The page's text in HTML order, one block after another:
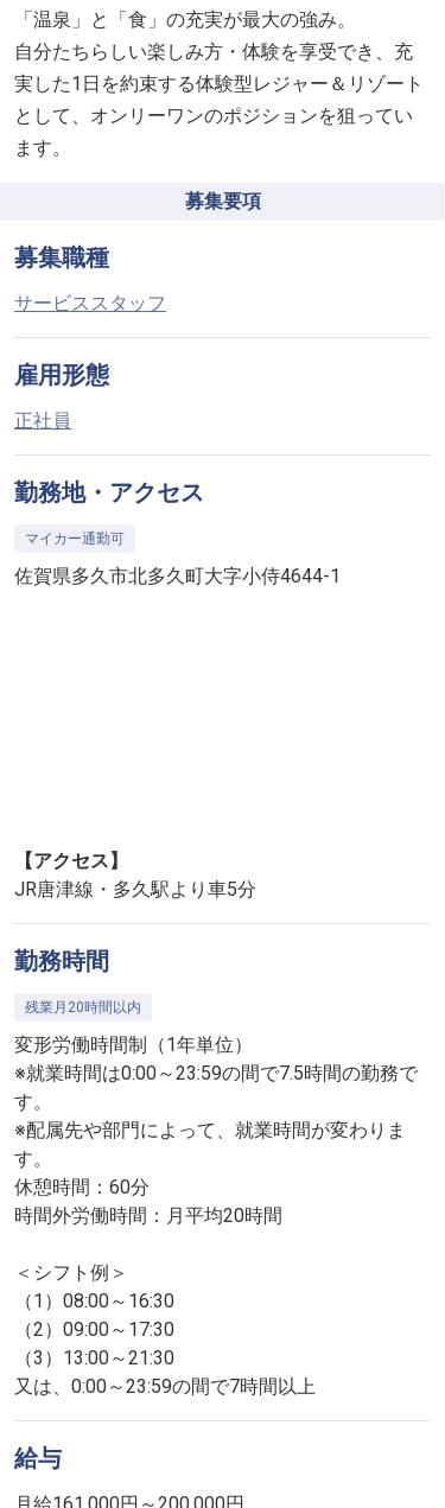
「温泉」と「食」の充実が最大の強み。
自分たちらしい楽しみ方・体験を享受でき、充
実した1日を約束する体験型レジャー＆リゾート
として、オンリーワンのポジションを狙ってい
ます。
募集要項
募集職種
サービススタッフ
雇用形態
正社員
勤務地・アクセス
マイカー通勤可
佐賀県多久市北多久町大字小侍4644-1
【アクセス】
JR唐津線・多久駅より車5分
勤務時間
残業月20時間以内
変形労働時間制（1年単位）
※就業時間は0:00～23:59の間で7.5時間の勤務で
す。
※配属先や部門によって、就業時間が変わりま
す。
休憩時間：60分
時間外労働時間：月平均20時間
＜シフト例＞
（1）08:00～16:30
（2）09:00～17:30
（3）13:00～21:30
又は、0:00～23:59の間で7時間以上
給与